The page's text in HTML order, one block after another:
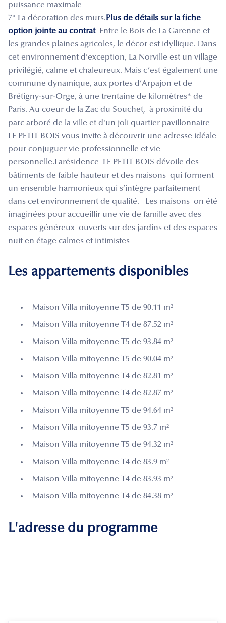
puissance maximale
7° La décoration des murs.Plus de détails sur la fiche
option jointe au contratEntre le Bois de La Garenne et
les grandes plaines agricoles, le décor est idyllique. Dans
cet environnement d’exception, La Norville est un village
privilégié, calme et chaleureux. Mais c’est également une
commune dynamique, aux portes d’Arpajon et de
Brétigny-sur-Orge, à une trentaine de kilomètres* de
Paris. Au coeur de la Zac du Souchet, à proximité du
parc arboré de la ville et d'un joli quartier pavillonnaire
LE PETIT BOIS vous invite à découvrir une adresse idéale
pour conjuguer vie professionnelle et vie
personnelle.Larésidence LE PETIT BOIS dévoile des
bâtiments de faible hauteur et des maisons qui forment
un ensemble harmonieux qui s’intègre parfaitement
dans cet environnement de qualité. Les maisons on été
imaginées pour accueillir une vie de famille avec des
espaces généreux ouverts sur des jardins et des espaces
nuit en étage calmes et intimistes
Les appartements disponibles
Maison Villa mitoyenne T5 de 90.11 m²
Maison Villa mitoyenne T4 de 87.52 m²
Maison Villa mitoyenne T5 de 93.84 m²
Maison Villa mitoyenne T5 de 90.04 m²
Maison Villa mitoyenne T4 de 82.81 m²
Maison Villa mitoyenne T4 de 82.87 m²
Maison Villa mitoyenne T5 de 94.64 m²
Maison Villa mitoyenne T5 de 93.7 m²
Maison Villa mitoyenne T5 de 94.32 m²
Maison Villa mitoyenne T4 de 83.9 m²
Maison Villa mitoyenne T4 de 83.93 m²
Maison Villa mitoyenne T4 de 84.38 m²
L'adresse du programme